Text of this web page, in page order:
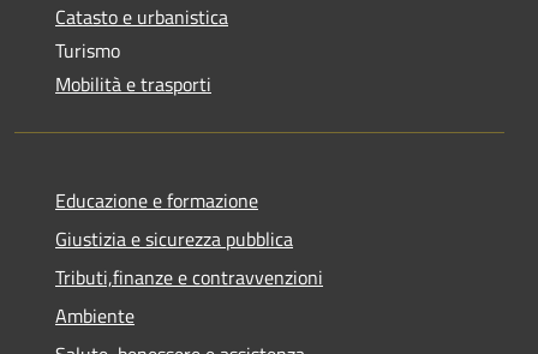
Catasto e urbanistica
Turismo
Mobilità e trasporti
Educazione e formazione
Giustizia e sicurezza pubblica
Tributi,finanze e contravvenzioni
Ambiente